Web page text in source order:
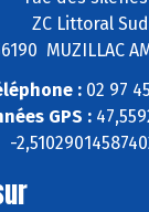
ZC Littoral Sud
MUZILLAC
:02 97
GPS :
-